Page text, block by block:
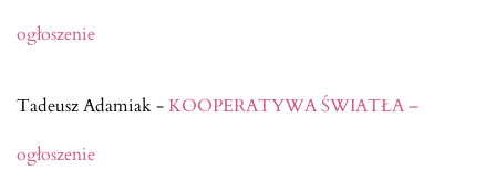
ogłoszenie
Tadeusz Adamiak-KOOPERATYWA ŚWIATŁA –
ogłoszenie